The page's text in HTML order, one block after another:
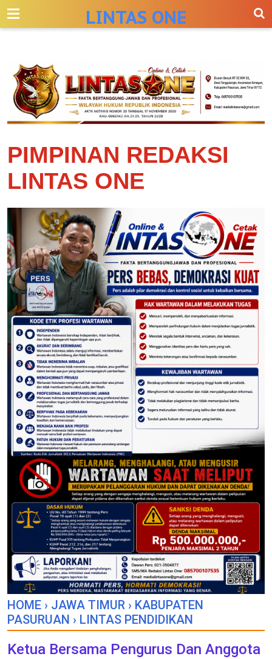
--> LINTAS ONE
PIMPINAN REDAKSI
LINTAS ONE
HOME › JAWA TIMUR › KABUPATEN
PASURUAN › LINTAS PENDIDIKAN
Ketua Bersama Pengurus Dan Anggota